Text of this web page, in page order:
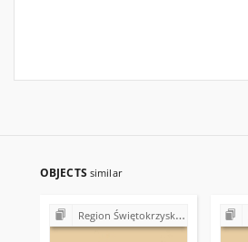
OBJECTS similar
Region Świętokrzyski NSZZ "Solidarność". Delegatura Starachowice